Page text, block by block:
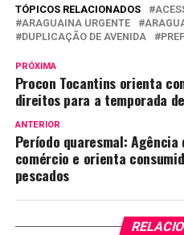
TÓPICOS RELACIONADOS
ARAGUAINA URGENTE
DUPLICAÇÃO DE AVENIDA
PRÓXIMA
Procon Tocantins orienta
direitos para a temporada
ANTERIOR
Período quaresmal:
comércio e orienta
pescados